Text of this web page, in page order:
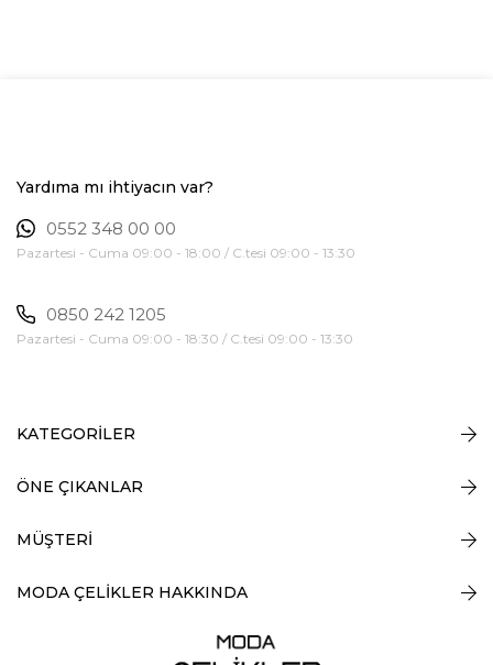
Yardıma mı ihtiyacın var?
0552 348 00 00
Pazartesi - Cuma 09:00 - 18:00 / C.tesi 09:00 - 13:30
0850 242 1205
Pazartesi - Cuma 09:00 - 18:30 / C.tesi 09:00 - 13:30
KATEGORİLER
ÖNE ÇIKANLAR
MÜŞTERİ
MODA ÇELİKLER HAKKINDA